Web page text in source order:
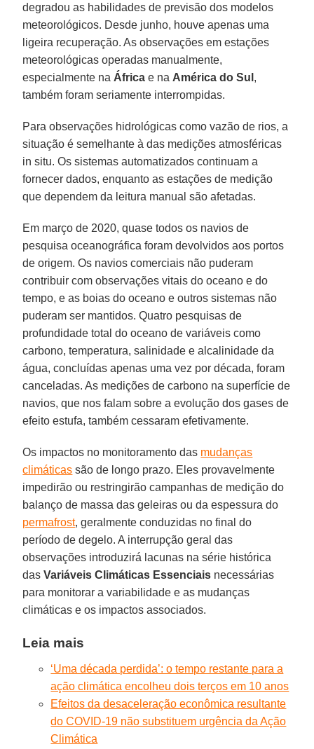
degradou as habilidades de previsão dos modelos
meteorológicos. Desde junho, houve apenas uma
ligeira recuperação. As observações em estações
meteorológicas operadas manualmente,
especialmente na África e na América do Sul ,
também foram seriamente interrompidas.
Para observações hidrológicas como vazão de rios, a
situação é semelhante à das medições atmosféricas
in situ. Os sistemas automatizados continuam a
fornecer dados, enquanto as estações de medição
que dependem da leitura manual são afetadas.
Em março de 2020, quase todos os navios de
pesquisa oceanográfica foram devolvidos aos portos
de origem. Os navios comerciais não puderam
contribuir com observações vitais do oceano e do
tempo, e as boias do oceano e outros sistemas não
puderam ser mantidos. Quatro pesquisas de
profundidade total do oceano de variáveis ​​como
carbono, temperatura, salinidade e alcalinidade da
água, concluídas apenas uma vez por década, foram
canceladas. As medições de carbono na superfície de
navios, que nos falam sobre a evolução dos gases de
efeito estufa, também cessaram efetivamente.
Os impactos no monitoramento das mudanças
climáticas são de longo prazo. Eles provavelmente
impedirão ou restringirão campanhas de medição do
balanço de massa das geleiras ou da espessura do
permafrost, geralmente conduzidas no final do
período de degelo. A interrupção geral das
observações introduzirá lacunas na série histórica
dasVariáveis ​​Climáticas Essenciais necessárias
para monitorar a variabilidade e as mudanças
climáticas e os impactos associados.
Leia mais
‘Uma década perdida’: o tempo restante para a
ação climática encolheu dois terços em 10 anos
Efeitos da desaceleração econômica resultante
do COVID-19 não substituem urgência da Ação
Climática